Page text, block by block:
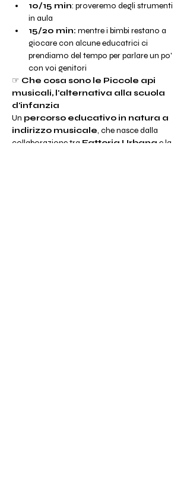
10/15 min: proveremo degli strumenti
in aula
15/20 min: mentre i bimbi restano a
giocare con alcune educatrici ci
prendiamo del tempo per parlare un po'
con voi genitori
☞ Che cosa sono le Piccole api
musicali, l'alternativa alla scuola
d'infanzia
Un percorso educativo in natura a
indirizzo musicale, che nasce dalla
collaborazione tra Fattoria Urbana e la